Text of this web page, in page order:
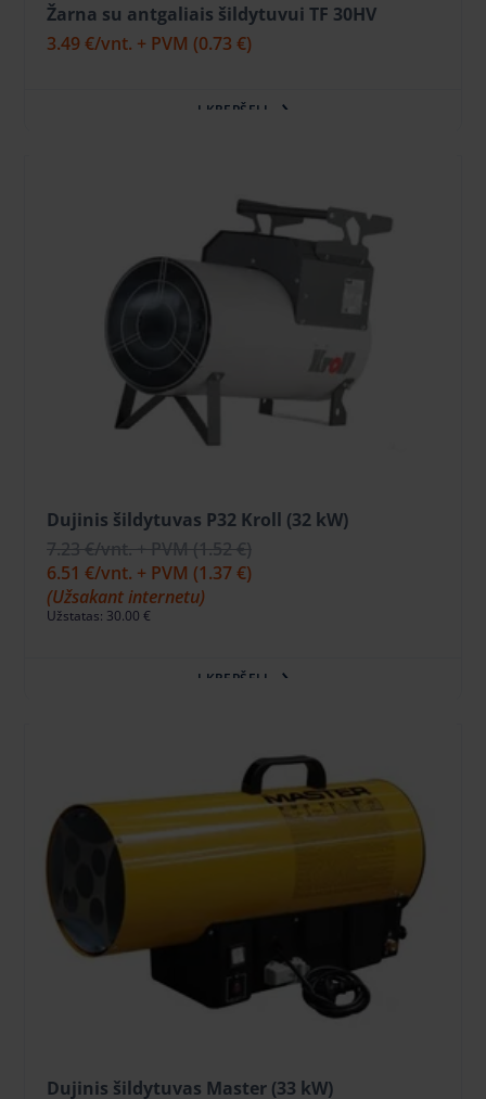
Žarna su antgaliais šildytuvui TF 30HV
3.49 €/vnt. + PVM (0.73 €)
Į KREPŠELĮ
Dujinis šildytuvas P32 Kroll (32 kW)
7.23 €/vnt. + PVM(1.52 €)
6.51 €/vnt. + PVM (1.37 €)
(Užsakant internetu)
Užstatas: 30.00 €
Į KREPŠELĮ
Dujinis šildytuvas Master (33 kW)